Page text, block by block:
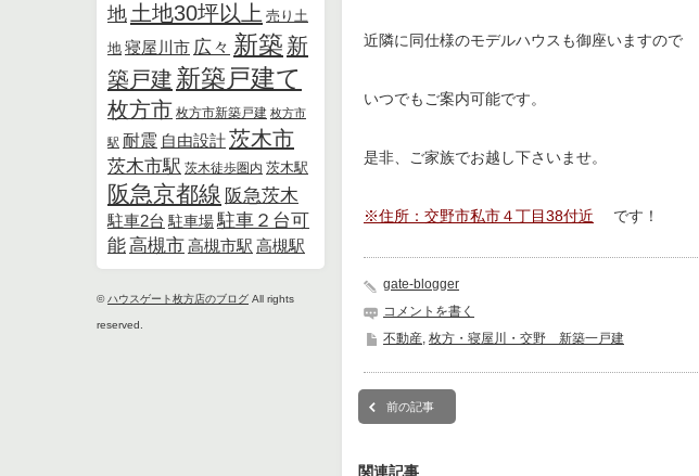
地 土地30坪以上 売り土
地 寝屋川市 広々 新築 新
築戸建 新築戸建て
枚方市 枚方市新築戸建 枚方市
駅 耐震 自由設計茨木市
茨木市駅 茨木徒歩圏内 茨木駅
阪急京都線 阪急茨木
駐車2台 駐車場駐車２台可
能高槻市高槻市駅 高槻駅
©ハウスゲート枚方店のブログ All rights
reserved.
近隣に同仕様のモデルハウスも御座いますので
いつでもご案内可能です。
是非、ご家族でお越し下さいませ。
※住所：交野市私市４丁目38付近 です！
gate-blogger
コメントを書く
不動産 枚方・寝屋川・交野 新築一戸建
前の記事
関連記事